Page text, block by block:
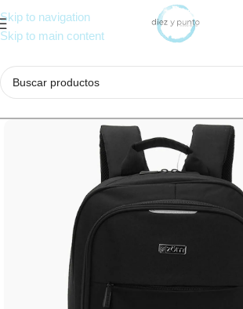
Skip to navigation
Skip to main content